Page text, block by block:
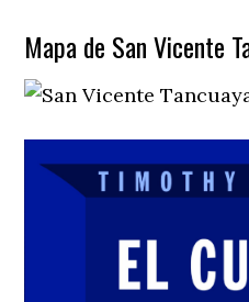
Mapa de San Vicente